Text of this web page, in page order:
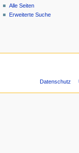
Alle Seiten
Erweiterte Suche
Datenschutz